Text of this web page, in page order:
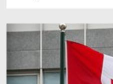
Стала
известна
статистика
перемещений
президента
ФИФА
на